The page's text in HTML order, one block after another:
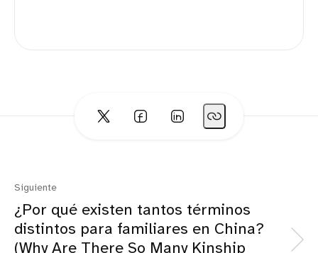
Siguiente
¿Por qué existen tantos términos
distintos para familiares en China?
(Why Are There So Many Kinship